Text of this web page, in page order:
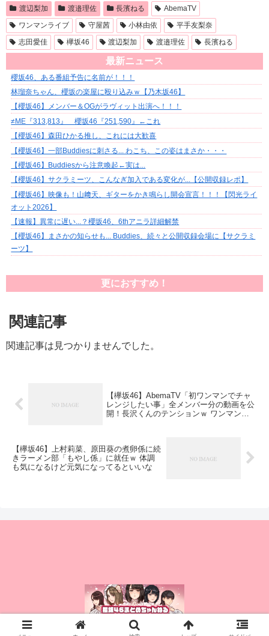
渡辺梨加
渡邉理佐 長濱ねる
AbemaTV
ワンマンライブ
守屋茜 小林由依
平手友梨奈
志田愛佳
欅坂46 渡辺梨加 渡邉理佐 長濱ねる
最新ニュース
櫻坂46、ある番組予告に名前が！！！
林瑠奈ちゃん、櫻坂の楽屋に殴り込みｗ【乃木坂46】
【櫻坂46】メンバー＆OGがラヴィット出演へ！！！
≠ME『313,813』 櫻坂46『251,590』←これ
【櫻坂46】森田ひかる推し、これには大歓喜
【櫻坂46】一部Buddiesに刺さる... わこち、この姿はまさか・・・
【櫻坂46】Buddiesから注意喚起←実は...
【櫻坂46】サクラミーツ、こんなぎ加入である変化が...【公開収録レポ】
【櫻坂46】映像も！山﨑天、ギターをかき鳴らし開会宣言！！！【閃光ライ
オット2026】
【速報】異常に遅い...？櫻坂46、6thアニラ詳細解禁
【櫻坂46】まさかの知らせも... Buddies、続々と公開収録会場に【サクラミ
ーツ】
更におすすめ！
関連記事
関連記事は見つかりませんでした。
【欅坂46】AbemaTV「初ワンマンでチャ
レンジしたい事」全メンバー分の動画を公
開！長沢くんのテンションｗ ワンマンラ
【欅坂46】上村莉菜、原田葵の煮卵係に続
きラーメン部「もやし係」に就任ｗ 体調
も気になるけど元気になってるといいな
© 2015 櫻坂46まとめちゃんねる.